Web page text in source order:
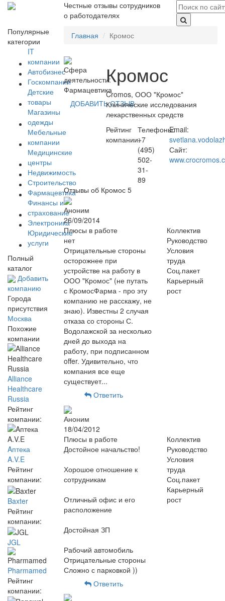
Честные отзывы сотрудников
о работодателях
Популярные
категории
IT
компании
Автобизнес
Госкомпании
Детские
товары
Магазины
одежды
Мебельные
компании
Медицинские
центры
Недвижимость
Строительство
Фармацевтика
Финансы и
страхование
Электроника
Юридические
услуги
Полный
каталог
Добавить
компанию
Города
присутствия
Москва
Похожие
компании
Alliance
Healthcare
Russia
Рейтинг
компании:
Aптека
A.V.E
Рейтинг
компании:
Baxter
Рейтинг
компании:
JGL
Pharmamed
Рейтинг
компании:
Главная Кромос
Сфера
деятельности:
Фармацевтика
ДОБАВИТЬ ОТЗЫВ
Кромос
Cromos, ООО "Кромос"
Клинические исследования
лекарственных средств
Рейтинг
компании:
Телефоны:
+7
(495)
502-
31-
89
Email:
Сайт:
Отзывы об Кромос 5
Аноним
26/09/2014
Плюсы в работе
нет
Отрицательные стороны
осторожнее при
устройстве на работу в
ООО "Кромос" (не путать
с КромосФарма - про эту
компанию не расскажу, не
знаю). Известны 2 случая
отказа со стороны С.
Водолажской за несколько
дней до выхода на
работу, при подписанном
offer. Удивительно, что
компания все еще
существует...
Коллектив
Руководство
Условия
труда
Соц.пакет
Карьерный
рост
Ответить
Аноним
18/04/2012
Плюсы в работе
Достойное начальство!
Хорошое отношение к
сотрудникам
Отличный офис и его
расположение
Достойная ЗП
Рабочий автомобиль
Отрицательные стороны
Сложно с парковкой ))
Коллектив
Руководство
Условия
труда
Соц.пакет
Карьерный
рост
Ответить